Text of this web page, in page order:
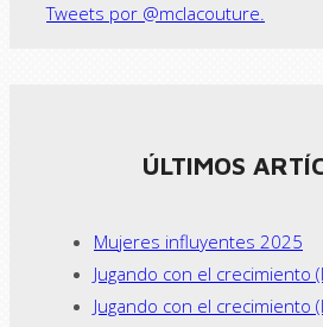
Tweets por @mclacouture.
ÚLTIMOS
Mujeres influyentes 2025
Jugando con el crecimiento
Jugando con el crecimiento